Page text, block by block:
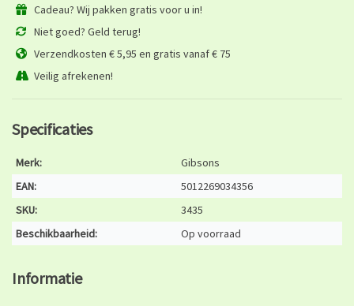
Cadeau? Wij pakken gratis voor u in!
Niet goed? Geld terug!
Verzendkosten € 5,95 en gratis vanaf € 75
Veilig afrekenen!
Specificaties
Merk:
Gibsons
EAN:
5012269034356
SKU:
3435
Beschikbaarheid:
Op voorraad
Informatie